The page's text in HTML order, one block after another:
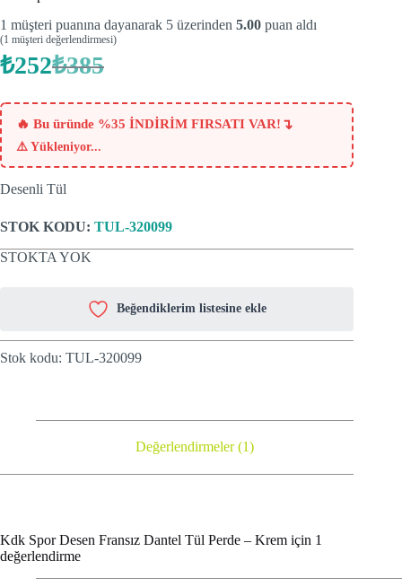
1 müşteri puanına dayanarak 5 üzerinden 5.00 puan aldı
(1 müşteri değerlendirmesi)
₺385
Orijinal
₺385.
₺252Şu
fiyat:
₺252.
🔥 Bu üründe %35 İNDİRİM FIRSATI VAR! ↴
⚠️ Yükleniyor...
Desenli Tül
STOK KODU: TUL-320099
STOKTA YOK
Beğendiklerim listesine ekle
Stok kodu: TUL-320099
Değerlendirmeler (1)
Kdk Spor Desen Fransız Dantel Tül Perde – Krem için 1
değerlendirme